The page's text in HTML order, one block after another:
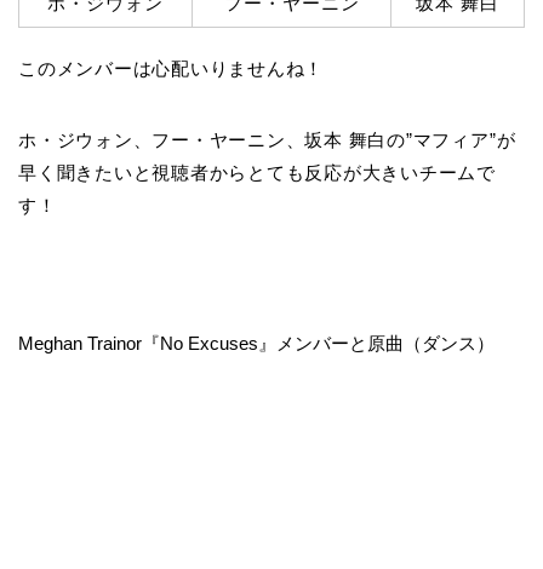
このメンバーは心配いりませんね！
ホ・ジウォン、フー・ヤーニン、坂本 舞白の”マフィア”が
早く聞きたいと視聴者からとても反応が大きいチームで
す！
Meghan Trainor『No Excuses』メンバーと原曲（ダンス）